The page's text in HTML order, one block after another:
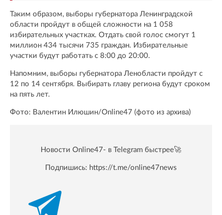
Таким образом, выборы губернатора Ленинградской
области пройдут в общей сложности на 1 058
избирательных участках. Отдать свой голос смогут 1
миллион 434 тысячи 735 граждан. Избирательные
участки будут работать с 8:00 до 20:00.
Напомним, выборы губернатора Ленобласти пройдут с
12 по 14 сентября. Выбирать главу региона будут сроком
на пять лет.
Фото: Валентин Илюшин/Online47 (фото из архива)
Новости Online47- в Telegram быстрее🚀
Подпишись: https://t.me/online47news